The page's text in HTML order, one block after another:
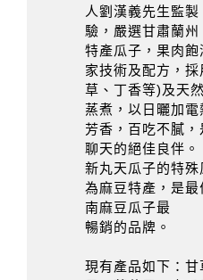
人劉漢義先生監
驗，嚴選甘肅蘭州
特產瓜子，果肉
家技術及配方，
草、丁香等)及天
蒸煮，以日曬加
芳香，百吃不膩
聊天的絕佳良伴。
新丸天瓜子的特
為麻豆特產，是
南麻豆瓜子最
暢銷的品牌。
現有產品如下：